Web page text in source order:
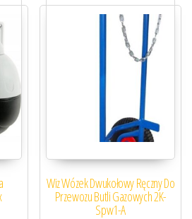
Wiz Wózek Dwukołowy Ręczny Do
Przewozu Butli Gazowych 2K-
Spw1-A